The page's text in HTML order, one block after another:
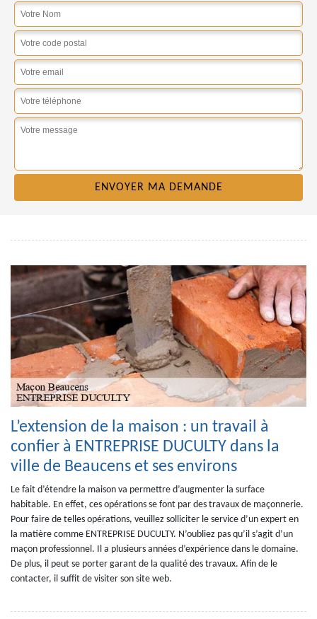
L’extension de la maison : un travail à
confier à ENTREPRISE DUCULTY dans la
ville de Beaucens et ses environs
Le fait d’étendre la maison va permettre d’augmenter la surface
habitable. En effet, ces opérations se font par des travaux de maçonnerie.
Pour faire de telles opérations, veuillez solliciter le service d’un expert en
la matière comme ENTREPRISE DUCULTY. N’oubliez pas qu’il s’agit d’un
maçon professionnel. Il a plusieurs années d’expérience dans le domaine.
De plus, il peut se porter garant de la qualité des travaux. Afin de le
contacter, il suffit de visiter son site web.